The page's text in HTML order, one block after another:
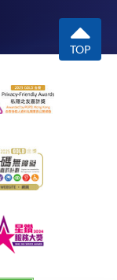
其他資料，報名
取。填妥申請
證明文件親
單元
費通知」，適
TOP